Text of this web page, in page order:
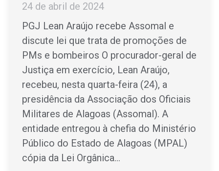
24 de abril de 2024
PGJ Lean Araújo recebe Assomal e
discute lei que trata de promoções de
PMs e bombeiros O procurador-geral de
Justiça em exercício, Lean Araújo,
recebeu, nesta quarta-feira (24), a
presidência da Associação dos Oficiais
Militares de Alagoas (Assomal). A
entidade entregou à chefia do Ministério
Público do Estado de Alagoas (MPAL)
cópia da Lei Orgânica…